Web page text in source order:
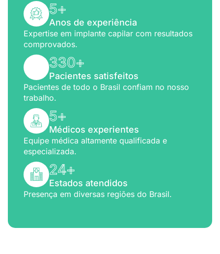
5+
Anos de experiência
Expertise em implante capilar com resultados
comprovados.
330+
Pacientes satisfeitos
Pacientes de todo o Brasil confiam no nosso
trabalho.
5+
Médicos experientes
Equipe médica altamente qualificada e
especializada.
24+
Estados atendidos
Presença em diversas regiões do Brasil.